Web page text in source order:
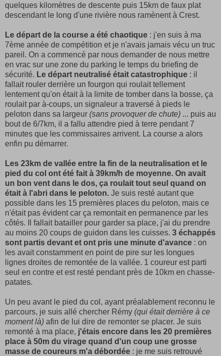
quelques kilomètres de descente puis 15km de faux plat
descendant le long d'une rivière nous ramènent à Crest.
Le départ de la course a été chaotique : j'en suis à ma
7ème année de compétition et je n'avais jamais vécu un truc
pareil. On a commencé par nous demander de nous mettre
en vrac sur une zone du parking le temps du briefing de
sécurité. Le départ neutralisé était catastrophique : il
fallait rouler derrière un fourgon qui roulait tellement
lentement qu'on était à la limite de tomber dans la bosse, ça
roulait par à-coups, un signaleur a traversé à pieds le
peloton dans sa largeur (sans provoquer de chute) ... puis au
bout de 6/7km, il a fallu attendre pied à terre pendant 7
minutes que les commissaires arrivent. La course a alors
enfin pu démarrer.
Les 23km de vallée entre la fin de la neutralisation et le
pied du col ont été fait à 39km/h de moyenne. On avait
un bon vent dans le dos, ça roulait tout seul quand on
était à l'abri dans le peloton. Je suis resté autant que
possible dans les 15 premières places du peloton, mais ce
n'était pas évident car ça remontait en permanence par les
côtés. Il fallait batailler pour garder sa place, j'ai du prendre
au moins 20 coups de guidon dans les cuisses. 3 échappés
sont partis devant et ont pris une minute d'avance : on
les avait constamment en point de pire sur les longues
lignes droites de remontée de la vallée. 1 coureur est parti
seul en contre et est resté pendant près de 10km en chasse-
patates.
Un peu avant le pied du col, ayant préalablement reconnu le
parcours, je suis allé chercher Rémy (qui était derrière à ce
moment là) afin de lui dire de remonter se placer. Je suis
remonté à ma place, j'étais encore dans les 20 premières
place à 50m du virage quand d'un coup une grosse
masse de coureurs m'a débordée : je me suis retrouvé